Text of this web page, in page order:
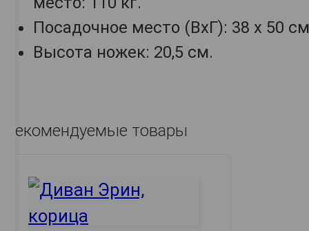
Посадочное место (ВхГ): 38 х 50
Высота ножек: 20,5 см.
Рекомендуемые товары